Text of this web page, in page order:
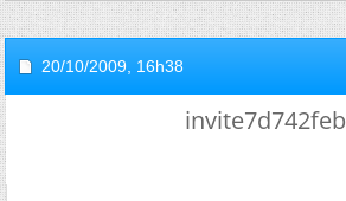
20/10/2009, 16h38
invite7d742feb